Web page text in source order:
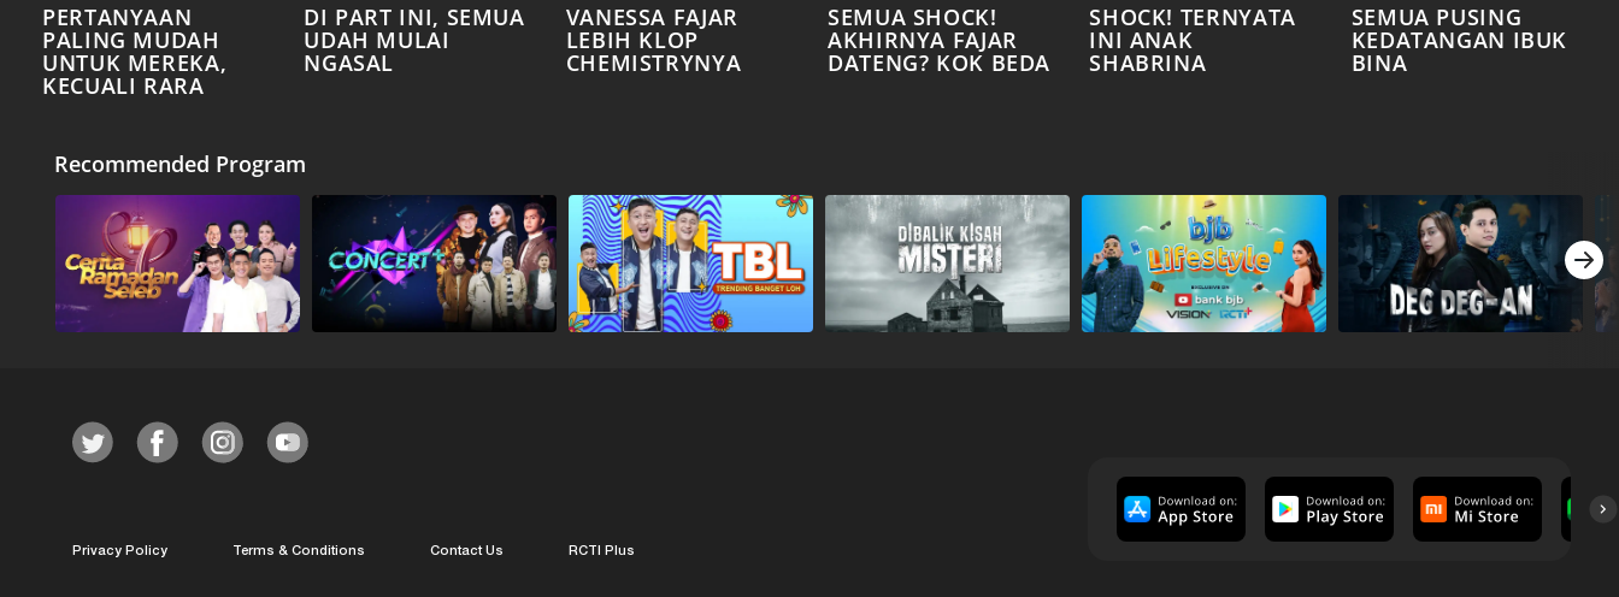
PERTANYAAN
PALING MUDAH
UNTUK MEREKA,
KECUALI RARA
DI PART INI, SEMUA
UDAH MULAI
NGASAL
VANESSA FAJAR
LEBIH KLOP
CHEMISTRYNYA
SEMUA SHOCK!
AKHIRNYA FAJAR
DATENG? KOK BEDA
SHOCK! TERNYATA
INI ANAK
SHABRINA
SEMUA PUSING
KEDATANGAN IBUK
BINA
Recommended Program
Privacy Policy Terms & Conditions Contact Us RCTI Plus